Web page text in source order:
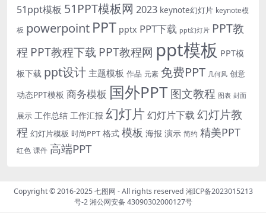
51ppt模板 51PPT模板网 2023 keynote幻灯片 keynote模
板 powerpoint PPT pptx PPT下载 ppt幻灯片 PPT教
程 PPT教程下载 PPT教程网 ppt模板 PPT模
板下载 ppt设计 主题模板 作品 元素 免费PPT 几何风 创意
动态PPT模板 商务模板 国外PPT图文教程 图表 封面
展示 工作总结 工作汇报 幻灯片 幻灯片下载 幻灯片教
程 幻灯片模板 时尚PPT 格式 模板 海报 演示 简约 精美PPT
红色 课件 高端PPT
Copyright © 2016-2025七图网 - All rights reserved 湘ICP备2023015213
号-2湘公网安备 43090302000127号